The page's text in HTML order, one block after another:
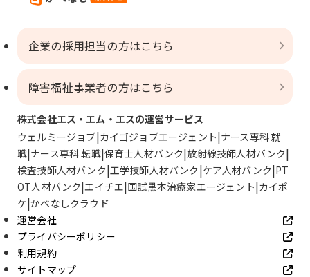
企業の採用担当の方はこちら
障害福祉事業者の方はこちら
株式会社エス・エム・エスの運営サービス
ウェルミージョブ カイゴジョブエージェント ナース専科 就
職 ナース専科 転職 保育士人材バンク 放射線技師人材バンク
検査技師人材バンク 工学技師人材バンク ケア人材バンク PT
OT人材バンク エイチエ 国試黒本治療家エージェント カイポ
ケ かべなしクラウド
運営会社
プライバシーポリシー
利用規約
サイトマップ